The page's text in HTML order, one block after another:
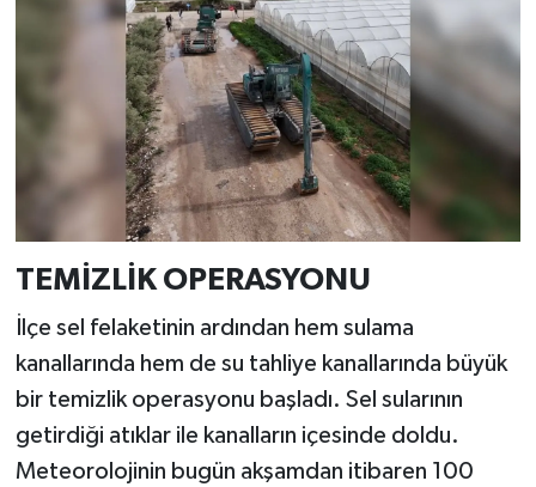
TEMİZLİK OPERASYONU
İlçe sel felaketinin ardından hem sulama
kanallarında hem de su tahliye kanallarında büyük
bir temizlik operasyonu başladı. Sel sularının
getirdiği atıklar ile kanalların içesinde doldu.
Meteorolojinin bugün akşamdan itibaren 100